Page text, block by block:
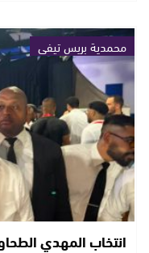
محمدية بريس تيفي
انتخاب المهدي